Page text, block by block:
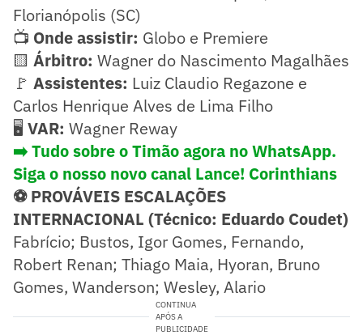
Florianópolis (SC)
📺 Onde assistir: Globo e Premiere
🟨 Árbitro: Wagner do Nascimento Magalhães
🚩 Assistentes: Luiz Claudio Regazone e
Carlos Henrique Alves de Lima Filho
🖥️ VAR: Wagner Reway
➡️ Tudo sobre o Timão agora no WhatsApp.
Siga o nosso novo canal Lance! Corinthians
⚽ PROVÁVEIS ESCALAÇÕES
INTERNACIONAL (Técnico: Eduardo Coudet)
Fabrício; Bustos, Igor Gomes, Fernando,
Robert Renan; Thiago Maia, Hyoran, Bruno
Gomes, Wanderson; Wesley, Alario
CONTINUA
APÓS A
PUBLICIDADE